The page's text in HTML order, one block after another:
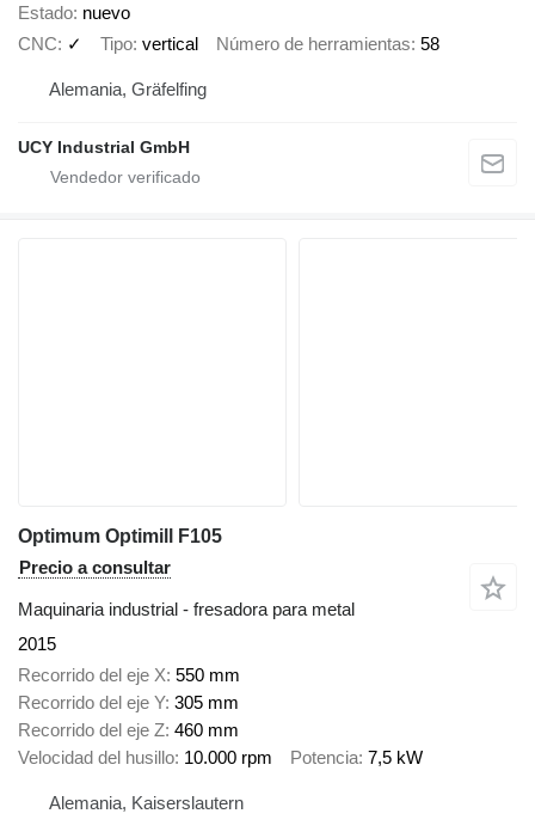
Estado nuevo
CNC
✓ Tipo vertical Número de herramientas 58
Alemania, Gräfelfing
UCY Industrial GmbH
Optimum Optimill F105
Precio a consultar
Maquinaria industrial - fresadora para metal
2015
Recorrido del eje X 550 mm
Recorrido del eje Y 305 mm
Recorrido del eje Z 460 mm
Velocidad del husillo 10.000 rpm Potencia 7,5 kW
Alemania, Kaiserslautern